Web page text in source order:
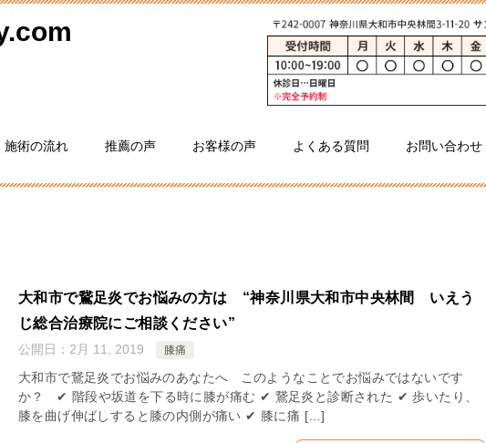
施術の流れ 推薦の声 お客様の声 よくある質問 お問い合わせ
大和市で鵞足炎でお悩みの方は “神奈川県大和市中央林間 いえう
じ総合治療院にご相談ください”
公開日： 2月 11, 2019 膝痛
大和市で鵞足炎でお悩みのあなたへ このようなことでお悩みではないです
か？ ✔ 階段や坂道を下る時に膝が痛む ✔ 鵞足炎と診断された ✔ 歩いたり、
膝を曲げ伸ばしすると膝の内側が痛い ✔ 膝に痛 […]